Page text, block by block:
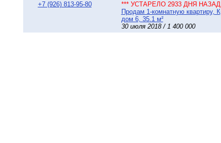
+7 (926) 813-95-80
*** УСТАРЕЛО 2933 ДНЯ НАЗАД
Продам 1-комнатную квартиру,
дом 6, 35.1 м²
30 июля 2018 / 1 400 000